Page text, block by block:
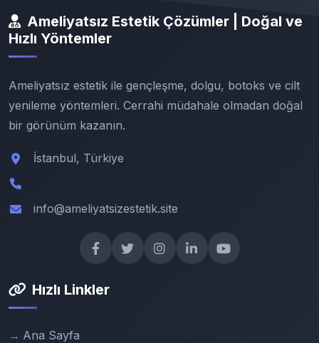
Ameliyatsız Estetik Çözümler | Doğal ve
Hızlı Yöntemler
Ameliyatsız estetik ile gençleşme, dolgu, botoks ve cilt
yenileme yöntemleri. Cerrahi müdahale olmadan doğal
bir görünüm kazanın.
İstanbul, Türkiye
info@ameliyatsizestetik.site
Hızlı Linkler
Ana Sayfa